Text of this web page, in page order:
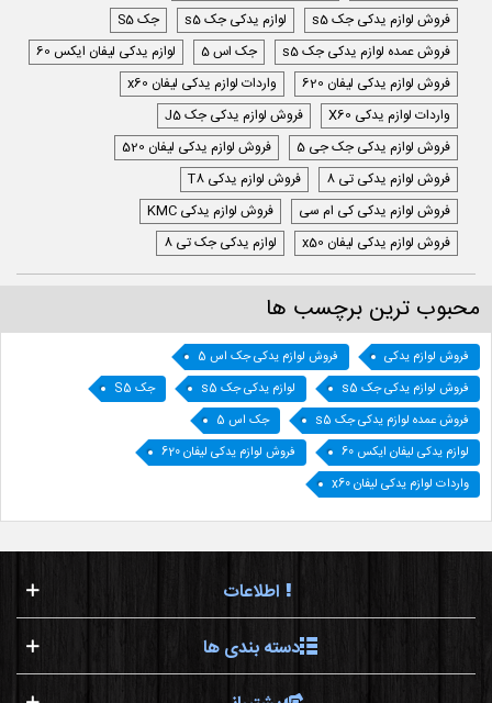
فروش لوازم یدکی جک s5
لوازم یدکی جک s5
جک S5
فروش عمده لوازم یدکی جک s5
جک اس 5
لوازم یدکی لیفان ایکس 60
فروش لوازم یدکی لیفان 620
واردات لوازم یدکی لیفان x60
واردات لوازم یدکی X60
فروش لوازم یدکی جک J5
فروش لوازم یدکی جک جی 5
فروش لوازم یدکی لیفان 520
فروش لوازم یدکی تی 8
فروش لوازم یدکی T8
فروش لوازم یدکی کی ام سی
فروش لوازم یدکی KMC
فروش لوازم یدکی لیفان x50
لوازم یدکی جک تی 8
محبوب ترین برچسب ها
فروش لوازم یدکی
فروش لوازم یدکی جک اس 5
فروش لوازم یدکی جک s5
لوازم یدکی جک s5
جک S5
فروش عمده لوازم یدکی جک s5
جک اس 5
لوازم یدکی لیفان ایکس 60
فروش لوازم یدکی لیفان 620
واردات لوازم یدکی لیفان x60
اطلاعات
دسته بندی ها